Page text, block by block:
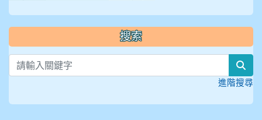
搜索
進階搜尋